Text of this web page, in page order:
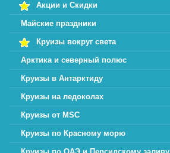
Акции и Скидки
Майские праздники
Круизы вокруг света
Арктика и северный полюс
Круизы в Антарктиду
Круизы на ледоколах
Круизы от MSC
Круизы по Красному морю